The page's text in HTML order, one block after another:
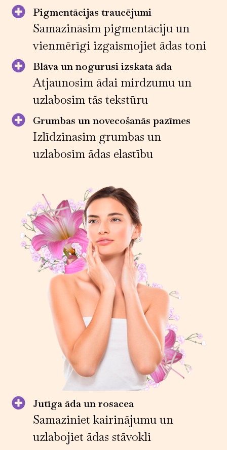
Pigmentācijas traucējumi
Samazināsim pigmentāciju un
vienmērīgi izgaismojiet ādas toni
Blāva un nogurusi izskata āda
Atjaunosim ādai mirdzumu un
uzlabosim tās tekstūru
Grumbas un novecošanās pazīmes
Izlīdzinasim grumbas un
uzlabosim ādas elastību
Jutīga āda un rosacea
Samaziniet kairinājumu un
uzlabojiet ādas stāvokli